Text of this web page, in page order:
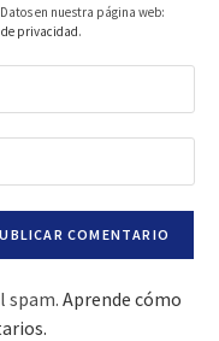
en nuestra página web:
privacidad.
spam. Aprende cómo